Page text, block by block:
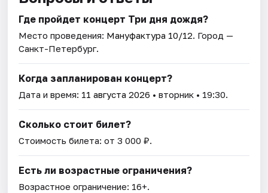
Где пройдет концерт Три дня дождя?
Место проведения: Мануфактура 10/12. Город —
Санкт-Петербург.
Когда запланирован концерт?
Дата и время: 11 августа 2026 • вторник • 19:30.
Сколько стоит билет?
Стоимость билета: от 3 000 ₽.
Есть ли возрастные ограничения?
Возрастное ограничение: 16+.